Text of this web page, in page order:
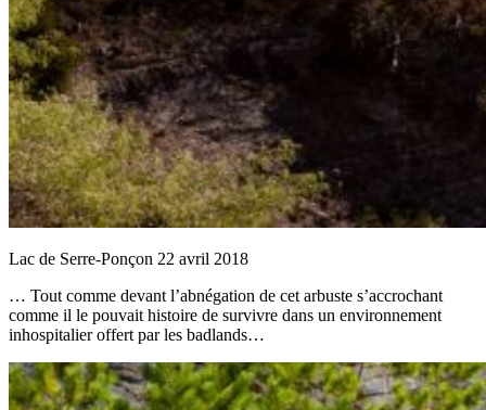
Lac de Serre-Ponçon 22 avril 2018
… Tout comme devant l’abnégation de cet arbuste s’accrochant
comme il le pouvait histoire de survivre dans un environnement
inhospitalier offert par les badlands…